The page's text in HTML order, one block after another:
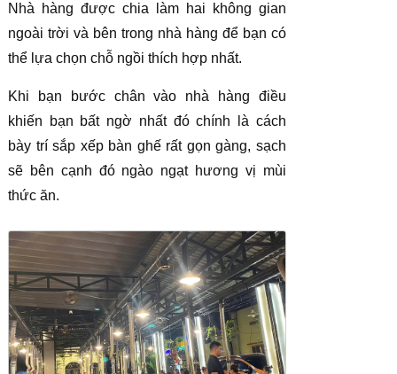
Nhà hàng được chia làm hai không gian
ngoài trời và bên trong nhà hàng để bạn có
thể lựa chọn chỗ ngồi thích hợp nhất.
Khi bạn bước chân vào nhà hàng điều
khiến bạn bất ngờ nhất đó chính là cách
bày trí sắp xếp bàn ghế rất gọn gàng, sạch
sẽ bên cạnh đó ngào ngạt hương vị mùi
thức ăn.